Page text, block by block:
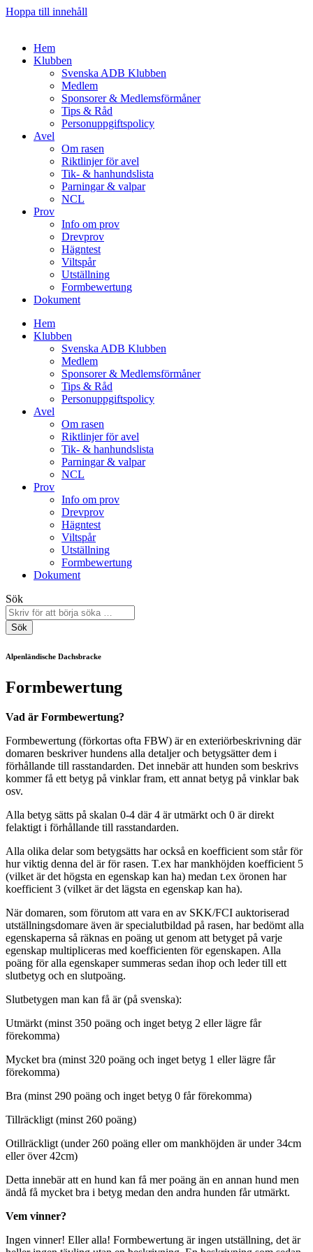
Hoppa till innehåll
Hem
Klubben
Svenska ADB Klubben
Medlem
Sponsorer & Medlemsförmåner
Tips & Råd
Personuppgiftspolicy
Avel
Om rasen
Riktlinjer för avel
Tik- & hanhundslista
Parningar & valpar
NCL
Prov
Info om prov
Drevprov
Hägntest
Viltspår
Utställning
Formbewertung
Dokument
Hem
Klubben
Svenska ADB Klubben
Medlem
Sponsorer & Medlemsförmåner
Tips & Råd
Personuppgiftspolicy
Avel
Om rasen
Riktlinjer för avel
Tik- & hanhundslista
Parningar & valpar
NCL
Prov
Info om prov
Drevprov
Hägntest
Viltspår
Utställning
Formbewertung
Dokument
Sök
Sök
Alpenländische Dachsbracke
Formbewertung
Vad är Formbewertung?
Formbewertung (förkortas ofta FBW) är en exteriörbeskrivning där
domaren beskriver hundens alla detaljer och betygsätter dem i
förhållande till rasstandarden. Det innebär att hunden som beskrivs
kommer få ett betyg på vinklar fram, ett annat betyg på vinklar bak
osv.
Alla betyg sätts på skalan 0-4 där 4 är utmärkt och 0 är direkt
felaktigt i förhållande till rasstandarden.
Alla olika delar som betygsätts har också en koefficient som står för
hur viktig denna del är för rasen. T.ex har mankhöjden koefficient 5
(vilket är det högsta en egenskap kan ha) medan t.ex öronen har
koefficient 3 (vilket är det lägsta en egenskap kan ha).
När domaren, som förutom att vara en av SKK/FCI auktoriserad
utställningsdomare även är specialutbildad på rasen, har bedömt alla
egenskaperna så räknas en poäng ut genom att betyget på varje
egenskap multipliceras med koefficienten för egenskapen. Alla
poäng för alla egenskaper summeras sedan ihop och leder till ett
slutbetyg och en slutpoäng.
Slutbetygen man kan få är (på svenska):
Utmärkt (minst 350 poäng och inget betyg 2 eller lägre får
förekomma)
Mycket bra (minst 320 poäng och inget betyg 1 eller lägre får
förekomma)
Bra (minst 290 poäng och inget betyg 0 får förekomma)
Tillräckligt (minst 260 poäng)
Otillräckligt (under 260 poäng eller om mankhöjden är under 34cm
eller över 42cm)
Detta innebär att en hund kan få mer poäng än en annan hund men
ändå få mycket bra i betyg medan den andra hunden får utmärkt.
Vem vinner?
Ingen vinner! Eller alla! Formbewertung är ingen utställning, det är